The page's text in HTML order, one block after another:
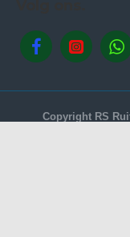
Copyright RS